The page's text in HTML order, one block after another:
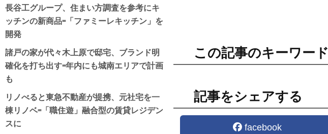
この記事のキーワード
記事をシェアする
facebook
長谷工グループ、住まい方調査を参考にキ
ッチンの新商品=「ファミーレキッチン」を
開発
諸戸の家が代々木上原で邸宅、ブランド明
確化を打ち出す=年内にも城南エリアで計画
も
リノべると東急不動産が提携、元社宅を一
棟リノベ=「職住遊」融合型の賃貸レジデン
スに